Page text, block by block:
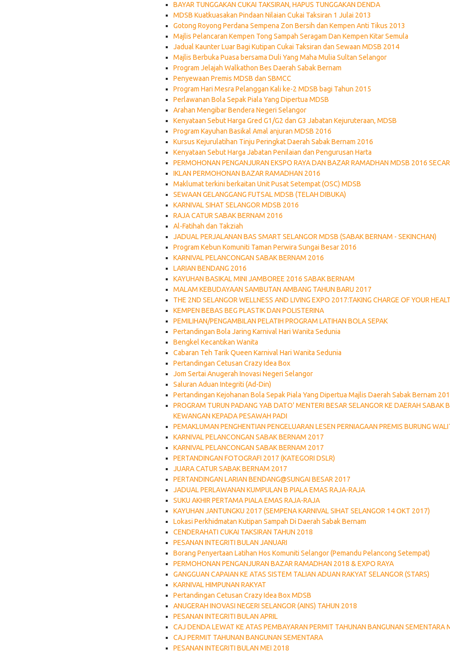
BAYAR TUNGGAKAN CUKAI TAKSIRAN, HAPUS TUNGGAKAN DENDA
MDSB Kuatkuasakan Pindaan Nilaian Cukai Taksiran 1 Julai 2013
Gotong Royong Perdana Sempena Zon Bersih dan Kempen Anti Tikus 2013
Majlis Pelancaran Kempen Tong Sampah Seragam Dan Kempen Kitar Semula
Jadual Kaunter Luar Bagi Kutipan Cukai Taksiran dan Sewaan MDSB 2014
Majlis Berbuka Puasa bersama Duli Yang Maha Mulia Sultan Selangor
Program Jelajah Walkathon Bes Daerah Sabak Bernam
Penyewaan Premis MDSB dan SBMCC
Program Hari Mesra Pelanggan Kali ke-2 MDSB bagi Tahun 2015
Perlawanan Bola Sepak Piala Yang Dipertua MDSB
Arahan Mengibar Bendera Negeri Selangor
Kenyataan Sebut Harga Gred G1/G2 dan G3 Jabatan Kejuruteraan, MDSB
Program Kayuhan Basikal Amal anjuran MDSB 2016
Kursus Kejurulatihan Tinju Peringkat Daerah Sabak Bernam 2016
Kenyataan Sebut Harga Jabatan Penilaian dan Pengurusan Harta
PERMOHONAN PENGANJURAN EKSPO RAYA DAN BAZAR RAMADHAN MDSB 2016
IKLAN PERMOHONAN BAZAR RAMADHAN 2016
Maklumat terkini berkaitan Unit Pusat Setempat (OSC) MDSB
SEWAAN GELANGGANG FUTSAL MDSB (TELAH DIBUKA)
KARNIVAL SIHAT SELANGOR MDSB 2016
RAJA CATUR SABAK BERNAM 2016
Al-Fatihah dan Takziah
JADUAL PERJALANAN BAS SMART SELANGOR MDSB (SABAK BERNAM - SEKINCHAN)
Program Kebun Komuniti Taman Perwira Sungai Besar 2016
KARNIVAL PELANCONGAN SABAK BERNAM 2016
LARIAN BENDANG 2016
KAYUHAN BASIKAL MINI JAMBOREE 2016 SABAK BERNAM
MALAM KEBUDAYAAN SAMBUTAN AMBANG TAHUN BARU 2017
THE 2ND SELANGOR WELLNESS AND LIVING EXPO 2017:TAKING CHARGE OF YOUR
KEMPEN BEBAS BEG PLASTIK DAN POLISTERINA
PEMILIHAN/PENGAMBILAN PELATIH PROGRAM LATIHAN BOLA SEPAK
Pertandingan Bola Jaring Karnival Hari Wanita Sedunia
Bengkel Kecantikan Wanita
Cabaran Teh Tarik Queen Karnival Hari Wanita Sedunia
Pertandingan Cetusan Crazy Idea Box
Jom Sertai Anugerah Inovasi Negeri Selangor
Saluran Aduan Integriti (Ad-Din)
Pertandingan Kejohanan Bola Sepak Piala Yang Dipertua Majlis Daerah Sabak Bernam
PROGRAM TURUN PADANG YAB DATO' MENTERI BESAR SELANGOR KE DAERAH SABAK
KEWANGAN KEPADA PESAWAH PADI
PEMAKLUMAN PENGHENTIAN PENGELUARAN LESEN PERNIAGAAN PREMIS BURUNG
KARNIVAL PELANCONGAN SABAK BERNAM 2017
KARNIVAL PELANCONGAN SABAK BERNAM 2017
PERTANDINGAN FOTOGRAFI 2017 (KATEGORI DSLR)
JUARA CATUR SABAK BERNAM 2017
PERTANDINGAN LARIAN BENDANG@SUNGAI BESAR 2017
JADUAL PERLAWANAN KUMPULAN B PIALA EMAS RAJA-RAJA
SUKU AKHIR PERTAMA PIALA EMAS RAJA-RAJA
KAYUHAN JANTUNGKU 2017 (SEMPENA KARNIVAL SIHAT SELANGOR 14 OKT 2017)
Lokasi Perkhidmatan Kutipan Sampah Di Daerah Sabak Bernam
CENDERAHATI CUKAI TAKSIRAN TAHUN 2018
PESANAN INTEGRITI BULAN JANUARI
Borang Penyertaan Latihan Hos Komuniti Selangor (Pemandu Pelancong Setempat)
PERMOHONAN PENGANJURAN BAZAR RAMADHAN 2018 & EXPO RAYA
GANGGUAN CAPAIAN KE ATAS SISTEM TALIAN ADUAN RAKYAT SELANGOR (STARS)
KARNIVAL HIMPUNAN RAKYAT
Pertandingan Cetusan Crazy Idea Box MDSB
ANUGERAH INOVASI NEGERI SELANGOR (AINS) TAHUN 2018
PESANAN INTEGRITI BULAN APRIL
CAJ DENDA LEWAT KE ATAS PEMBAYARAN PERMIT TAHUNAN BANGUNAN SEMENTARA
CAJ PERMIT TAHUNAN BANGUNAN SEMENTARA
PESANAN INTEGRITI BULAN MEI 2018